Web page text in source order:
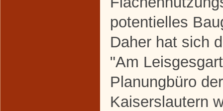
potentielles
Daher hat sich
"Am
Planungbüro
Kaiserslautern